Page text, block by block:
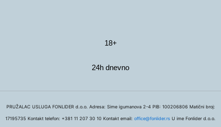
18+
24h dnevno
PRUŽALAC USLUGA FONLIDER d.o.o. Adresa: Sime igumanova 2-4 PIB: 100206806 Matični broj:
17195735 Kontakt telefon: +381 11 207 30 10 Kontakt email: office@fonlider.rs U ime Fonlider d.o.o.